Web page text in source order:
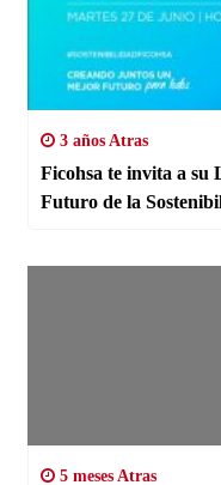
3 años Atras
Ficohsa te invita a su
Futuro de la
5 meses Atras